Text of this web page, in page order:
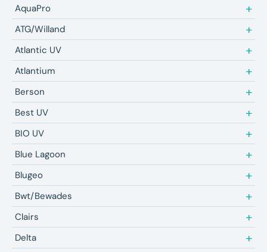
AquaPro
ATG/Willand
Atlantic UV
Atlantium
Berson
Best UV
BIO UV
Blue Lagoon
Blugeo
Bwt/Bewades
Clairs
Delta